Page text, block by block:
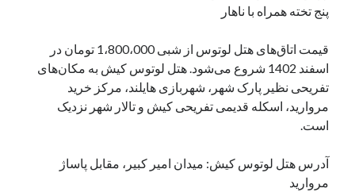
پنج تخته همراه با ناهار
قیمت اتاق‌های هتل لوتوس از شبی 1،800،000 تومان در
اسفند 1402 شروع می‌شود. هتل لوتوس کیش به مکان‌های
تفریحی نظیر پارک شهر، شهربازی هایلند، مرکز خرید
مروارید، اسکله قدیمی تفریحی کیش و تالار شهر نزدیک
است.
آدرس هتل لوتوس کیش: میدان امیر کبیر، مقابل پاساژ
مروارید